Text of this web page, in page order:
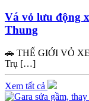
Vá vỏ lưu động
Thung
🚗 THẾ GIỚI VỎ
Trụ […]
Xem tất cả